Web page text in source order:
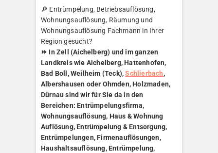
🔎 Entrümpelung, Betriebsauflösung,
Wohnungsauflösung, Räumung und
Wohnungsauflösung Fachmann in Ihrer
Region gesucht?
⏩ In Zell (Aichelberg) und im ganzen
Landkreis wie Aichelberg, Hattenhofen,
Bad Boll, Weilheim (Teck),Schlierbach,
Albershausen oder Ohmden, Holzmaden,
Dürnau sind wir für Sie da in den
Bereichen: Entrümpelungsfirma,
Wohnungsauflösung, Haus & Wohnung
Auflösung, Entrümpelung & Entsorgung,
Entrümpelungen, Firmenauflösungen,
Haushaltsauflösung, Entrümpelung,